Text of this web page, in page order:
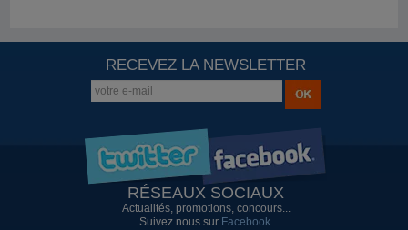
RECEVEZ LA NEWSLETTER
RÉSEAUX SOCIAUX
Actualités, promotions, concours...
Suivez nous sur Facebook.